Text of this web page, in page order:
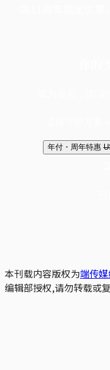
年付・周年特惠
本刊载内容版权为端传
编辑部授权,请勿转载或